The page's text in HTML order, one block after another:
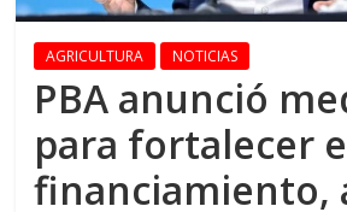
AGRICULTURA NOTICIAS
PBA anunció
para fortalecer
financiamiento,